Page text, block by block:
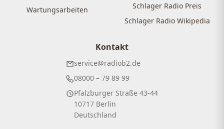
Wartungsarbeiten
Schlager Radio Preis
Schlager Radio Wikipedia
Kontakt
service@radiob2.de
08000 – 79 89 99
Pfalzburger Straße 43-44
10717 Berlin
Deutschland